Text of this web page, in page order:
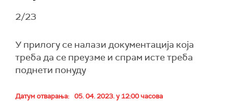
2/23
У прилогу се налази документација која
треба да се преузме и спрам исте треба
поднети понуду
Датум отварања: 05. 04. 2023. у 12:00 часова